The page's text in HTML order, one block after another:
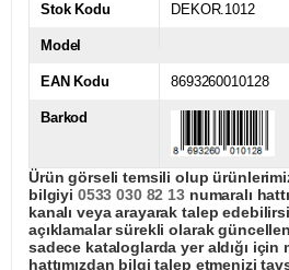
Stok Kodu DEKOR.1012
Model
EAN Kodu 8693260010128
Barkod
Ürün görseli temsili olup
bilgiyi 0533 030 82 13numaralı
kanalı veya arayarak talep
açıklamalar sürekli olarak
sadece kataloglarda yer aldığı için
hattımızdan bilgi talep etmenizi